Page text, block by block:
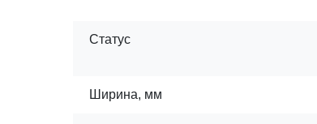
Статус
Ширина, мм